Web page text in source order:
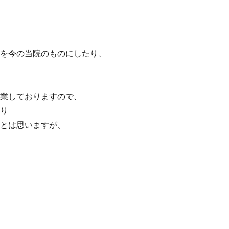
今の当院のものにしたり、
しておりますので、
は思いますが、